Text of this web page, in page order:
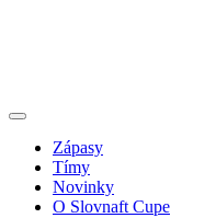
Zápasy
Tímy
Novinky
O Slovnaft Cupe